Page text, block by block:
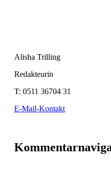
Alisha Trilling
Redakteurin
T: 0511 36704 31
E-Mail-Kontakt